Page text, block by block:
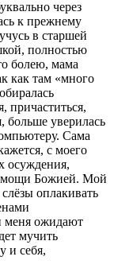
через
к прежнему
в старшей
полностью
болею, мама
как там «много
причаститься,
больше уверилась
Сама
с моего
осуждения,
Божией. Мой
оплакивать
меня ожидают
мучить
и себя,